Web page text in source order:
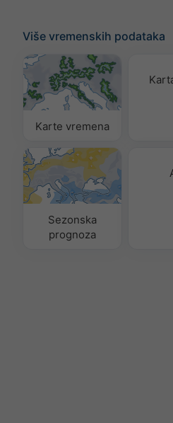
Više vremenskih podataka
Karte vremena
Sezonska
prognoza